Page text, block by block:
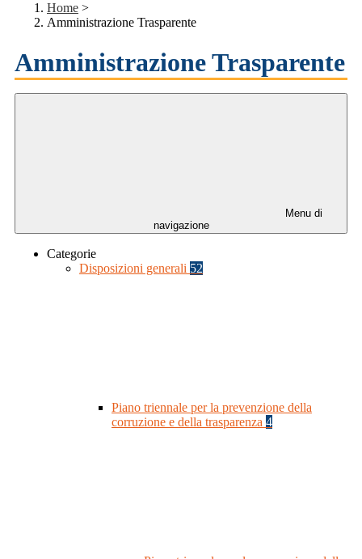
Home >
Amministrazione Trasparente
Amministrazione Trasparente
Menu di
navigazione
Categorie
Disposizioni generali 52
Piano triennale per la prevenzione della
corruzione e della trasparenza 4